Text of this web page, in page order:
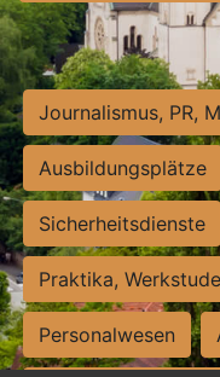
Journalismus, PR,
Ausbildungsplätze
Sicherheitsdienste
Praktika,
Personalwesen